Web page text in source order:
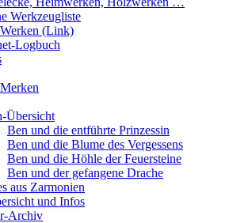
Werkzeugliste
(Link)
Logbuch
Übersicht
Ben und die entführte Prinzessin
Ben und die Blume des Vergessens
Ben und die Höhle der Feuersteine
Ben und der gefangene Drache
aus Zarmonien
und Infos
Archiv